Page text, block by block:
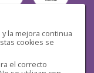
la mejora continua
cookies se
el correcto